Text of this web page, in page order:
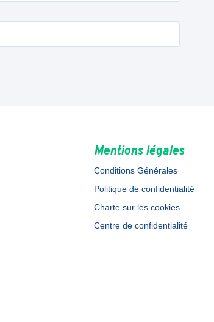
Mentions légales
Conditions Générales
Politique de confidentialité
Charte sur les cookies
Centre de confidentialité